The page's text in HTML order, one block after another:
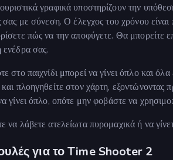
γραφικά υποστηρίζουν την
σας με σύνεση. Ο έλεγχος του χρόνου
πώς να την αποφύγετε. Θα μπορείτε
σας.
στο παιχνίδι μπορεί να γίνει όπλο και
πλοηγηθείτε στον χάρτη, εξοντώνοντας
γίνει όπλο, οπότε μην φοβάστε να
να λάβετε ατελείωτα πυρομαχικά ή να
για το Time Shooter 2